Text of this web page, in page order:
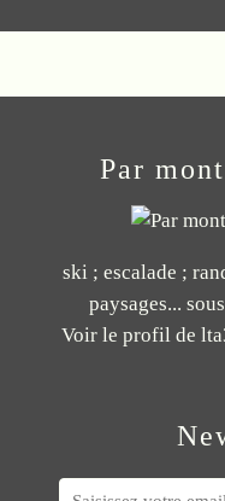
Par
ski ; escalade ;
paysages...
Voir le profil de